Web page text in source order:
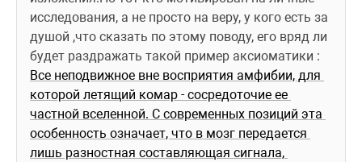
исследования, а не просто на веру, у кого есть за
душой ,что сказать по этому поводу, его вряд ли
Все неподвижное вне восприятия амфибии, для
которой летящий комар - сосредоточие ее
частной вселенной. С современных позиций эта
особенность означает, что в мозг передается
лишь разностная составляющая сигнала,